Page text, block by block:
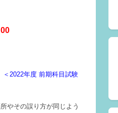
＜2022年度 前期科目試験
やその誤り方が同じよう